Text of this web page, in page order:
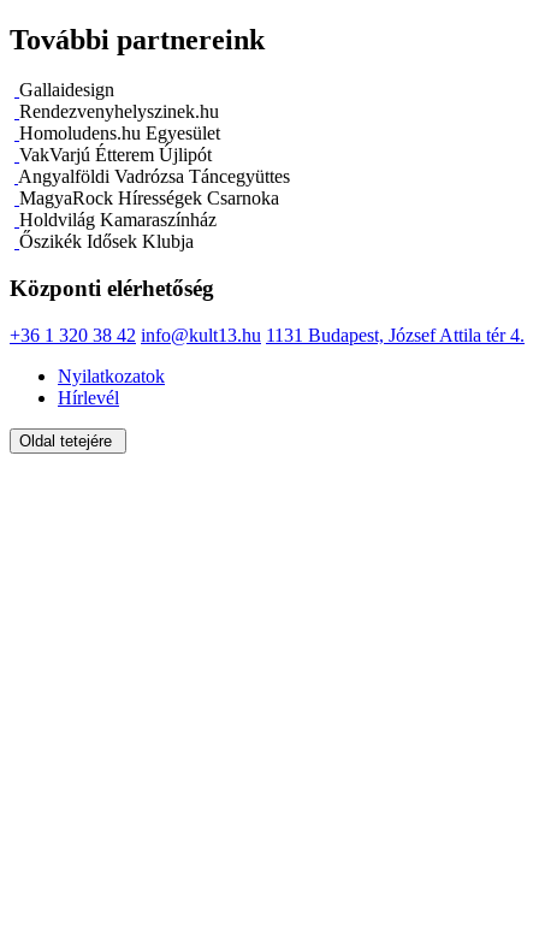
További partnereink
Gallaidesign
Rendezvenyhelyszinek.hu
Homoludens.hu Egyesület
VakVarjú Étterem Újlipót
Angyalföldi Vadrózsa Táncegyüttes
MagyaRock Hírességek Csarnoka
Holdvilág Kamaraszínház
Őszikék Idősek Klubja
Központi elérhetőség
+36 1 320 38 42 info@kult13.hu 1131 Budapest, József Attila tér 4.
Nyilatkozatok
Hírlevél
Oldal tetejére